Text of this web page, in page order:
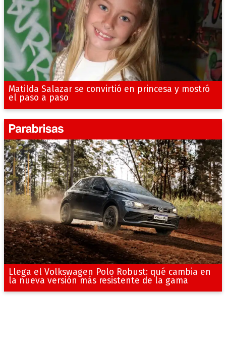
Matilda Salazar se convirtió en princesa y mostró
el paso a paso
Llega el Volkswagen Polo Robust: qué cambia en
la nueva versión más resistente de la gama